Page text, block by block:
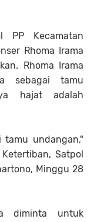
PP Kecamatan
Rhoma Irama
Rhoma Irama
sebagai tamu
hajat adalah
undangan,"
Satpol
Minggu 28
diminta untuk